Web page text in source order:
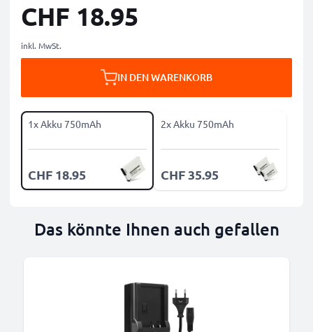
CHF 18.95
inkl. MwSt.
IN DEN WARENKORB
1x Akku 750mAh
CHF 18.95
2x Akku 750mAh
CHF 35.95
Das könnte Ihnen auch gefallen